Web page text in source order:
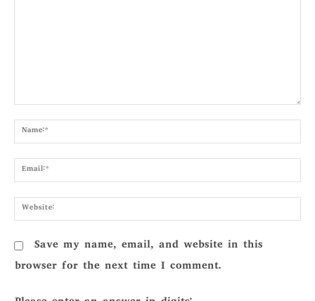
Save my name, email, and website in this
browser for the next time I comment.